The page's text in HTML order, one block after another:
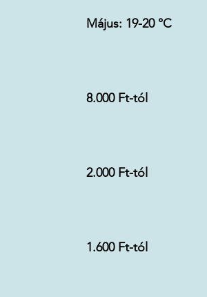
Május: 19-20 °C
8.000 Ft-tól
2.000 Ft-tól
1.600 Ft-tól